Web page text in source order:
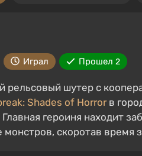
Играл Прошел 2
рельсовый шутер с
Shades of Horrorв
героиня находит
монстров, скоротав время